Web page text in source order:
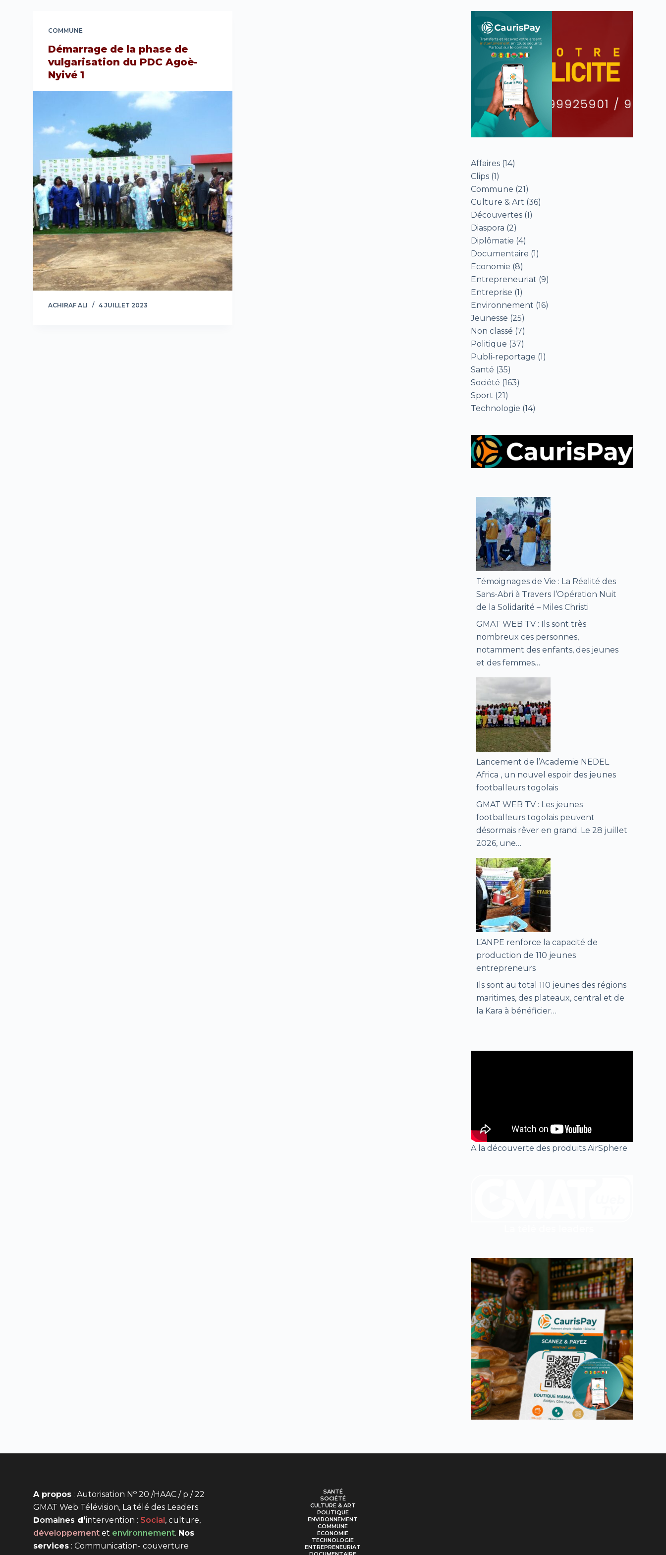
COMMUNE
Démarrage de la phase de
vulgarisation du PDC Agoè-
Nyivé 1
ACHIRAF ALI 4 JUILLET 2023
Affaires (14)
Clips (1)
Commune (21)
Culture & Art (36)
Découvertes (1)
Diaspora (2)
Diplômatie (4)
Documentaire (1)
Economie (8)
Entrepreneuriat (9)
Entreprise (1)
Environnement (16)
Jeunesse (25)
Non classé (7)
Politique (37)
Publi-reportage (1)
Santé (35)
Société (163)
Sport (21)
Technologie (14)
Témoignages de Vie : La Réalité des
Sans-Abri à Travers l’Opération Nuit
de la Solidarité – Miles Christi
GMAT WEB TV : Ils sont très
nombreux ces personnes,
notamment des enfants, des jeunes
et des femmes…
Lancement de l’Academie NEDEL
Africa , un nouvel espoir des jeunes
footballeurs togolais
GMAT WEB TV : Les jeunes
footballeurs togolais peuvent
désormais rêver en grand. Le 28 juillet
2026, une…
L’ANPE renforce la capacité de
production de 110 jeunes
entrepreneurs
Ils sont au total 110 jeunes des régions
maritimes, des plateaux, central et de
la Kara à bénéficier…
A la découverte des produits AirSphere
A propos : Autorisation No 20 /HAAC / p / 22
GMAT Web Télévision, La télé des Leaders.
Domaines d’intervention : Social , culture,
développement et environnement. Nos
services : Communication- couverture
SANTÉ
SOCIÉTÉ
CULTURE & ART
POLITIQUE
ENVIRONNEMENT
COMMUNE
ECONOMIE
TECHNOLOGIE
ENTREPRENEURIAT